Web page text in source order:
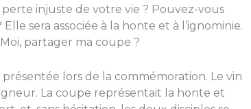
injuste de votre vie ? Pouvez-vous
sera associée à la honte et à l’ignominie.
partager ma coupe ?
lors de la commémoration. Le vin
La coupe représentait la honte et